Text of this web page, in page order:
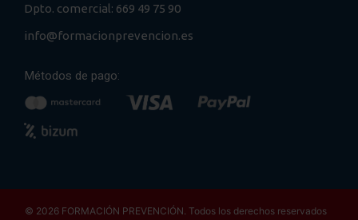
Dpto. comercial: 669 49 75 90
info@formacionprevencion.es
Métodos de pago:
© 2026 FORMACIÓN PREVENCIÓN. Todos los derechos reservados